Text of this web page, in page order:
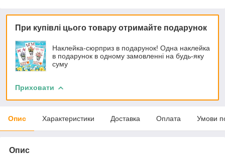
При купівлі цього товару отримайте подарунок
Наклейка-сюрприз в подарунок! Одна наклейка
в подарунок в одному замовленні на будь-яку
суму
Приховати
Опис Характеристики Доставка Оплата Умови
Опис